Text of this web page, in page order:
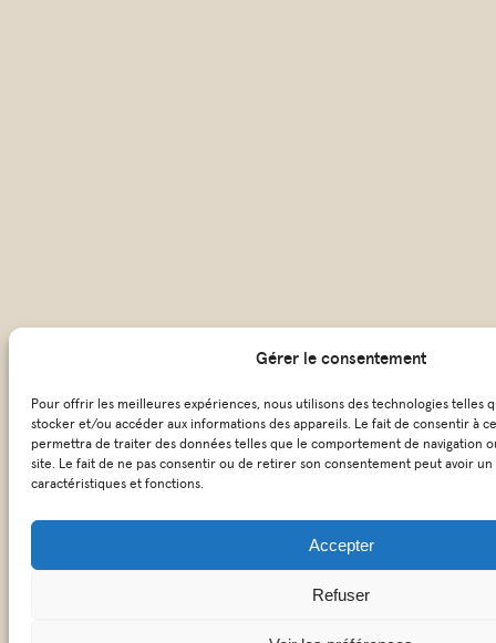
Gérer le consentement
Pour offrir les meilleures expériences, nous utilisons des technologies telles
stocker et/ou accéder aux informations des appareils. Le fait de consentir à
permettra de traiter des données telles que le comportement de navigation
site. Le fait de ne pas consentir ou de retirer son consentement peut avoir
caractéristiques et fonctions.
Accepter
Refuser